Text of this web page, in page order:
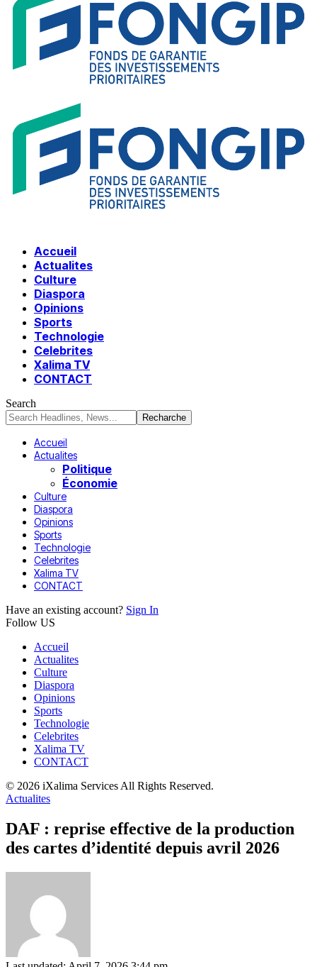
Accueil
Actualites
Culture
Diaspora
Opinions
Sports
Technologie
Celebrites
Xalima TV
CONTACT
Search
Accueil
Actualites
Politique
Économie
Culture
Diaspora
Opinions
Sports
Technologie
Celebrites
Xalima TV
CONTACT
Have an existing account? Sign In
Follow US
Accueil
Actualites
Culture
Diaspora
Opinions
Sports
Technologie
Celebrites
Xalima TV
CONTACT
© 2026 iXalima Services All Rights Reserved.
Actualites
DAF : reprise effective de la production
des cartes d’identité depuis avril 2026